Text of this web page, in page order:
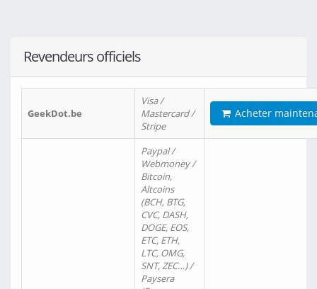
Revendeurs officiels
GeekDot.be
Visa /
Mastercard /
Stripe
Acheter
Paypal /
Webmoney /
Bitcoin,
Altcoins
(BCH, BTG,
CVC, DASH,
DOGE, EOS,
ETC, ETH,
LTC, OMG,
SNT, ZEC…) /
Paysera